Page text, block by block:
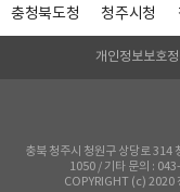
충청북도청 청주시청
개인정보보호
충북 청주시 청원구 상당로 314
1050 / 기타 문의 :
COPYRIGHT (c) 2020